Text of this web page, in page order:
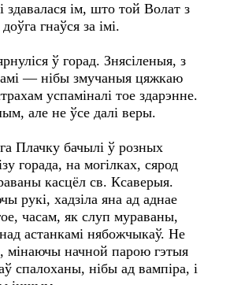
і здавалася ім, што той Волат з
гнаўся за імі.
ў горад. Знясіленыя, з
— нібы змучаныя цяжкаю
успаміналі тое здарэнне.
але не ўсе далі веры.
Плачку бачылі ў розных
горада, на могілках, сярод
касцёл св. Ксаверыя.
рукі, хадзіла яна ад аднае
часам, як слуп мураваны,
астанкамі нябожчыкаў. Не
мінаючы начной парою гэтыя
спалоханы, нібы ад вампіра, і